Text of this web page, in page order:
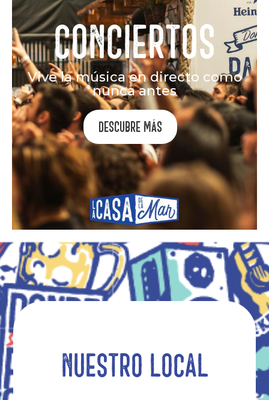
Conciertos
Vive la música en directo como
nunca antes
Descubre más
Nuestro local